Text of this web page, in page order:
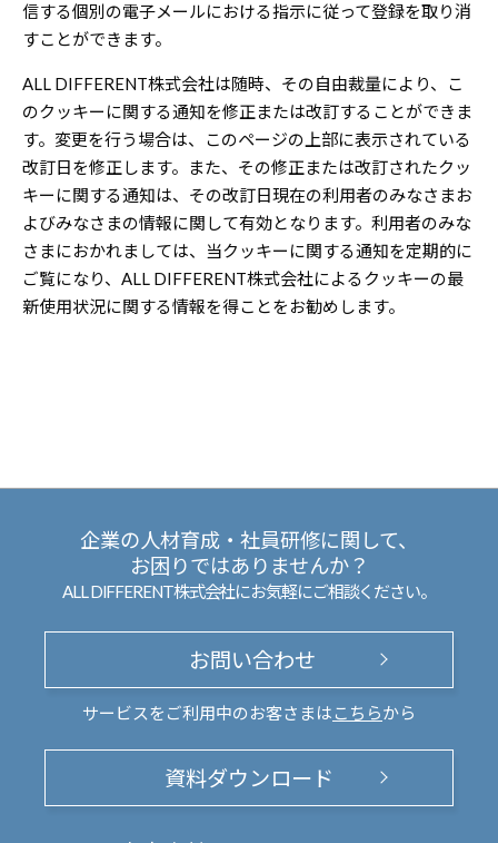
信する個別の電子メールにおける指示に従って登録を取り消
すことができます。
ALL DIFFERENT株式会社は随時、その自由裁量により、こ
のクッキーに関する通知を修正または改訂することができま
す。変更を行う場合は、このページの上部に表示されている
改訂日を修正します。また、その修正または改訂されたクッ
キーに関する通知は、その改訂日現在の利用者のみなさまお
よびみなさまの情報に関して有効となります。利用者のみな
さまにおかれましては、当クッキーに関する通知を定期的に
ご覧になり、ALL DIFFERENT株式会社によるクッキーの最
新使用状況に関する情報を得ことをお勧めします。
企業の人材育成・社員研修に関して、
お困りではありませんか？
ALL DIFFERENT株式会社にお気軽にご相談ください。
お問い合わせ
サービスをご利用中のお客さまは こちらから
資料ダウンロード